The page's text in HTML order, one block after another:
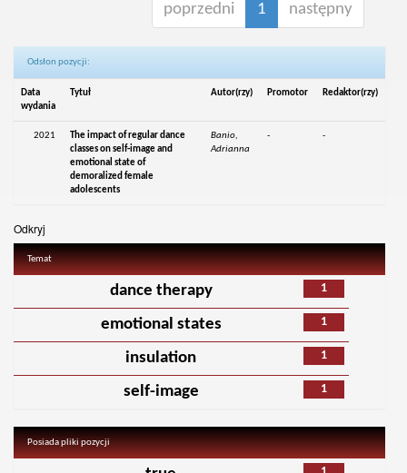
poprzedni 1 następny
Odsłon pozycji:
Data
wydania
Tytuł Autor(rzy) Promotor Redaktor(rzy)
2021
The impact of regular dance
classes on self-image and
emotional state of
demoralized female
adolescents
Banio,
Adrianna
- -
Odkryj
Temat
1
dance therapy
1
emotional states
1
insulation
1
self-image
Posiada pliki pozycji